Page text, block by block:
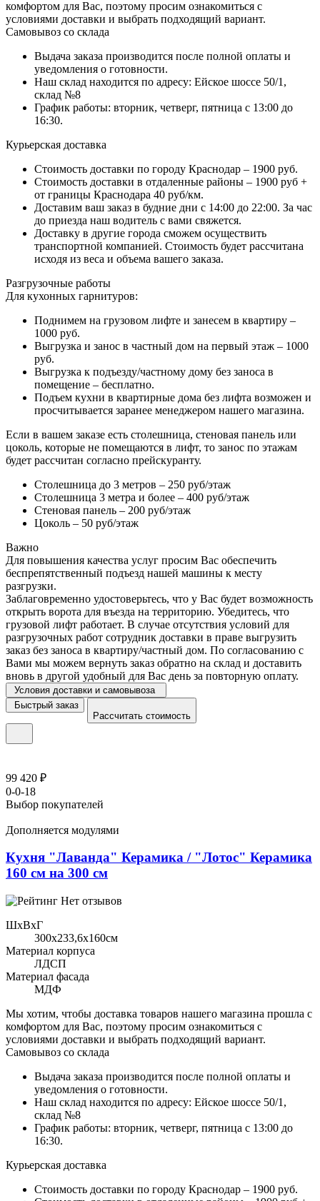
комфортом для Вас, поэтому просим ознакомиться с
условиями доставки и выбрать подходящий вариант.
Самовывоз со склада
Выдача заказа производится после полной оплаты и
уведомления о готовности.
Наш склад находится по адресу: Ейское шоссе 50/1,
склад №8
График работы: вторник, четверг, пятница с 13:00 до
16:30.
Курьерская доставка
Стоимость доставки по городу Краснодар – 1900 руб.
Стоимость доставки в отдаленные районы – 1900 руб +
от границы Краснодара 40 руб/км.
Доставим ваш заказ в будние дни с 14:00 до 22:00. За час
до приезда наш водитель с вами свяжется.
Доставку в другие города сможем осуществить
транспортной компанией. Стоимость будет рассчитана
исходя из веса и объема вашего заказа.
Разгрузочные работы
Для кухонных гарнитуров:
Поднимем на грузовом лифте и занесем в квартиру –
1000 руб.
Выгрузка и занос в частный дом на первый этаж – 1000
руб.
Выгрузка к подъезду/частному дому без заноса в
помещение – бесплатно.
Подъем кухни в квартирные дома без лифта возможен и
просчитывается заранее менеджером нашего магазина.
Если в вашем заказе есть столешница, стеновая панель или
цоколь, которые не помещаются в лифт, то занос по этажам
будет рассчитан согласно прейскуранту.
Столешница до 3 метров – 250 руб/этаж
Столешница 3 метра и более – 400 руб/этаж
Стеновая панель – 200 руб/этаж
Цоколь – 50 руб/этаж
Важно
Для повышения качества услуг просим Вас обеспечить
беспрепятственный подъезд нашей машины к месту
разгрузки.
Заблаговременно удостоверьтесь, что у Вас будет возможность
открыть ворота для въезда на территорию. Убедитесь, что
грузовой лифт работает. В случае отсутствия условий для
разгрузочных работ сотрудник доставки в праве выгрузить
заказ без заноса в квартиру/частный дом. По согласованию с
Вами мы можем вернуть заказ обратно на склад и доставить
вновь в другой удобный для Вас день за повторную оплату.
Условия доставки и самовывоза
Быстрый заказ
Рассчитать стоимость
99 420 ₽
0-0-18
Выбор покупателей
Дополняется модулями
Кухня "Лаванда" Керамика / "Лотос" Керамика
160 см на 300 см
Нет отзывов
ШхВхГ
300x233,6х160см
Материал корпуса
ЛДСП
Материал фасада
МДФ
Мы хотим, чтобы доставка товаров нашего магазина прошла с
комфортом для Вас, поэтому просим ознакомиться с
условиями доставки и выбрать подходящий вариант.
Самовывоз со склада
Выдача заказа производится после полной оплаты и
уведомления о готовности.
Наш склад находится по адресу: Ейское шоссе 50/1,
склад №8
График работы: вторник, четверг, пятница с 13:00 до
16:30.
Курьерская доставка
Стоимость доставки по городу Краснодар – 1900 руб.